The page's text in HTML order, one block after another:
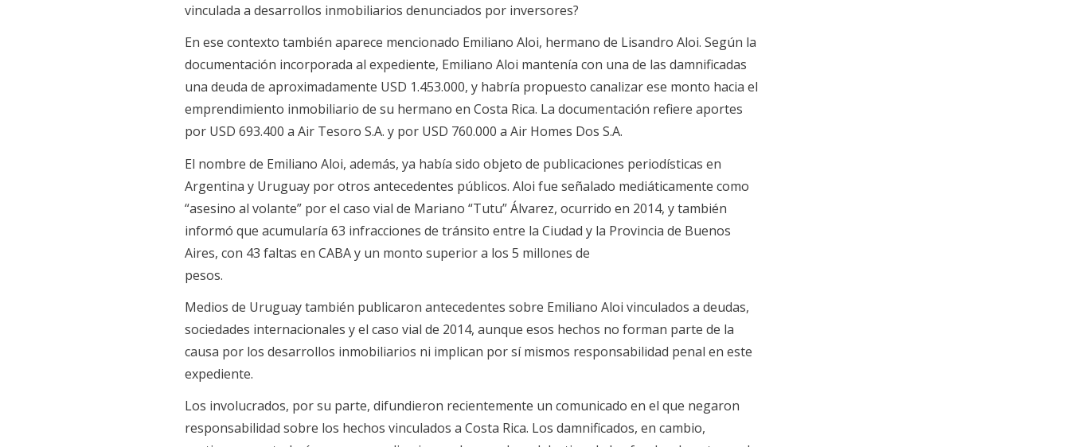
vinculada a desarrollos inmobiliarios denunciados por inversores?
En ese contexto también aparece mencionado Emiliano Aloi, hermano de Lisandro Aloi. Según la
documentación incorporada al expediente, Emiliano Aloi mantenía con una de las damnificadas
una deuda de aproximadamente USD 1.453.000, y habría propuesto canalizar ese monto hacia el
emprendimiento inmobiliario de su hermano en Costa Rica. La documentación refiere aportes
por USD 693.400 a Air Tesoro S.A. y por USD 760.000 a Air Homes Dos S.A.
El nombre de Emiliano Aloi, además, ya había sido objeto de publicaciones periodísticas en
Argentina y Uruguay por otros antecedentes públicos. Aloi fue señalado mediáticamente como
“asesino al volante” por el caso vial de Mariano “Tutu” Álvarez, ocurrido en 2014, y también
informó que acumularía 63 infracciones de tránsito entre la Ciudad y la Provincia de Buenos
Aires, con 43 faltas en CABA y un monto superior a los 5 millones de
pesos.
Medios de Uruguay también publicaron antecedentes sobre Emiliano Aloi vinculados a deudas,
sociedades internacionales y el caso vial de 2014, aunque esos hechos no forman parte de la
causa por los desarrollos inmobiliarios ni implican por sí mismos responsabilidad penal en este
expediente.
Los involucrados, por su parte, difundieron recientemente un comunicado en el que negaron
responsabilidad sobre los hechos vinculados a Costa Rica. Los damnificados, en cambio,